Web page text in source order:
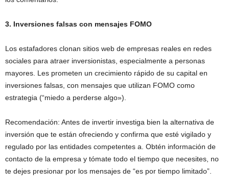
3. Inversiones falsas con mensajes FOMO
Los estafadores clonan sitios web de empresas reales en redes
sociales para atraer inversionistas, especialmente a personas
mayores. Les prometen un crecimiento rápido de su capital en
inversiones falsas, con mensajes que utilizan FOMO como
estrategia (“miedo a perderse algo»).
Recomendación: Antes de invertir investiga bien la alternativa de
inversión que te están ofreciendo y confirma que esté vigilado y
regulado por las entidades competentes a. Obtén información de
contacto de la empresa y tómate todo el tiempo que necesites, no
te dejes presionar por los mensajes de “es por tiempo limitado”.